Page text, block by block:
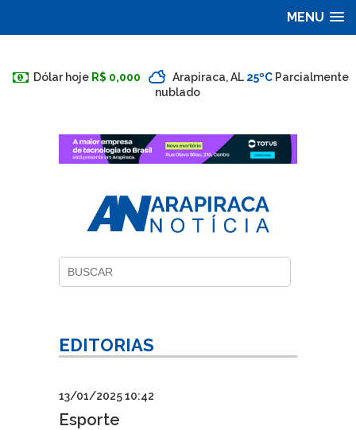
MENU
Dólar hoje R$ 0,000 Arapiraca, AL 25ºC Parcialmente
nublado
EDITORIAS
13/01/2025 10:42
Esporte